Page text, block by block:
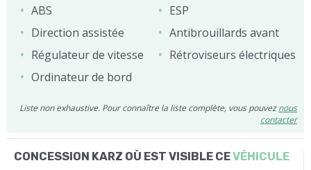
ABS
ESP
Direction assistée
Antibrouillards avant
Régulateur de vitesse
Rétroviseurs électriques
Ordinateur de bord
Liste non exhaustive. Pour connaître la liste complète, vous pouveznous
contacter
CONCESSION KARZ OÙ EST VISIBLE CEVÉHICULE